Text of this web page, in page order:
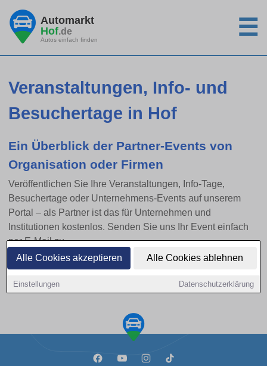
Alle Cookies akzeptieren Alle Cookies ablehnen
Einstellungen Datenschutzerklärung
Automarkt
Hof.de
Autos einfach finden ☰
Veranstaltungen, Info- und
Besuchertage in Hof
Ein Überblick der Partner-Events von
Organisation oder Firmen
Veröffentlichen Sie Ihre Veranstaltungen, Info-Tage,
Besuchertage oder Unternehmens-Events auf unserem
Portal – als Partner ist das für Unternehmen und
Institutionen kostenlos. Senden Sie uns Ihr Event einfach
per E-Mail zu.
Kontakt aufnehmen